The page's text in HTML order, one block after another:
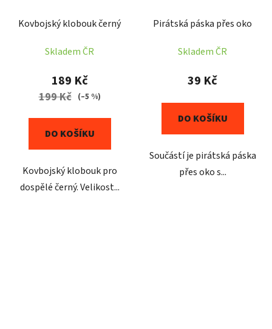
Kovbojský klobouk černý
Skladem ČR
189 Kč
199 Kč (–5 %)
DO KOŠÍKU
Kovbojský klobouk pro
dospělé černý. Velikost...
Pirátská páska přes oko
Skladem ČR
39 Kč
DO KOŠÍKU
Součástí je pirátská páska
přes oko s...